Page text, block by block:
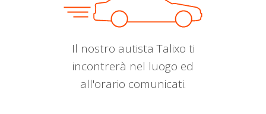
Il nostro autista Talixo ti
incontrerà nel luogo ed
all'orario comunicati.